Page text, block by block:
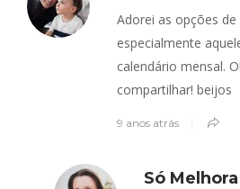
Adorei as opções de
especialmente
calendário mensal.
compartilhar! beijos
9 anos atrás
Só Melhora